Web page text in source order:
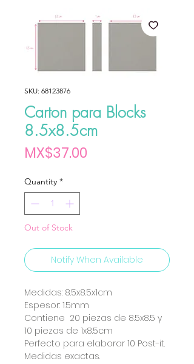
SKU: 68123876
Carton para Blocks
8.5x8.5cm
MX$37.00
Quantity *
Out of Stock
Notify When Available
Medidas: 8.5x8.5x1cm
Espesor: 1.5mm
Contiene 20 piezas de 8.5x8.5 y
10 piezas de 1x8.5cm
Perfecto para elaborar 10 Post-it.
Medidas exactas.